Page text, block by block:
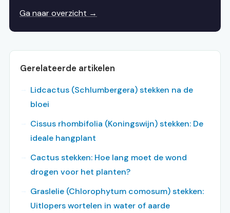
Ga naar overzicht →
Gerelateerde artikelen
Lidcactus (Schlumbergera) stekken na de
bloei
Cissus rhombifolia (Koningswijn) stekken: De
ideale hangplant
Cactus stekken: Hoe lang moet de wond
drogen voor het planten?
Graslelie (Chlorophytum comosum) stekken:
Uitlopers wortelen in water of aarde